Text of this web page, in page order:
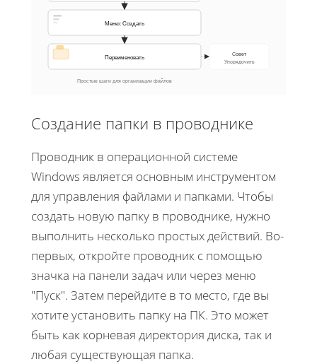
Меню: Создать
Переименовать Совет
Упорядочить
Простые шаги для организации файлов
Создание папки в проводнике
Проводник в операционной системе
Windows является основным инструментом
для управления файлами и папками. Чтобы
создать новую папку в проводнике, нужно
выполнить несколько простых действий. Во-
первых, откройте проводник с помощью
значка на панели задач или через меню
"Пуск". Затем перейдите в то место, где вы
хотите установить папку на ПК. Это может
быть как корневая директория диска, так и
любая существующая папка.